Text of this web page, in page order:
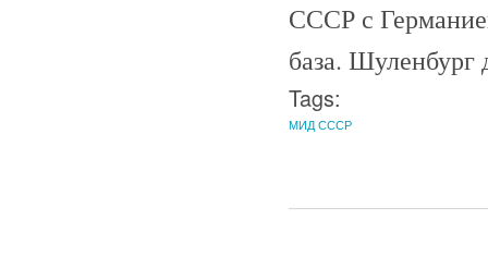
СССР с
база. Шуленбург
Tags:
МИД СССР